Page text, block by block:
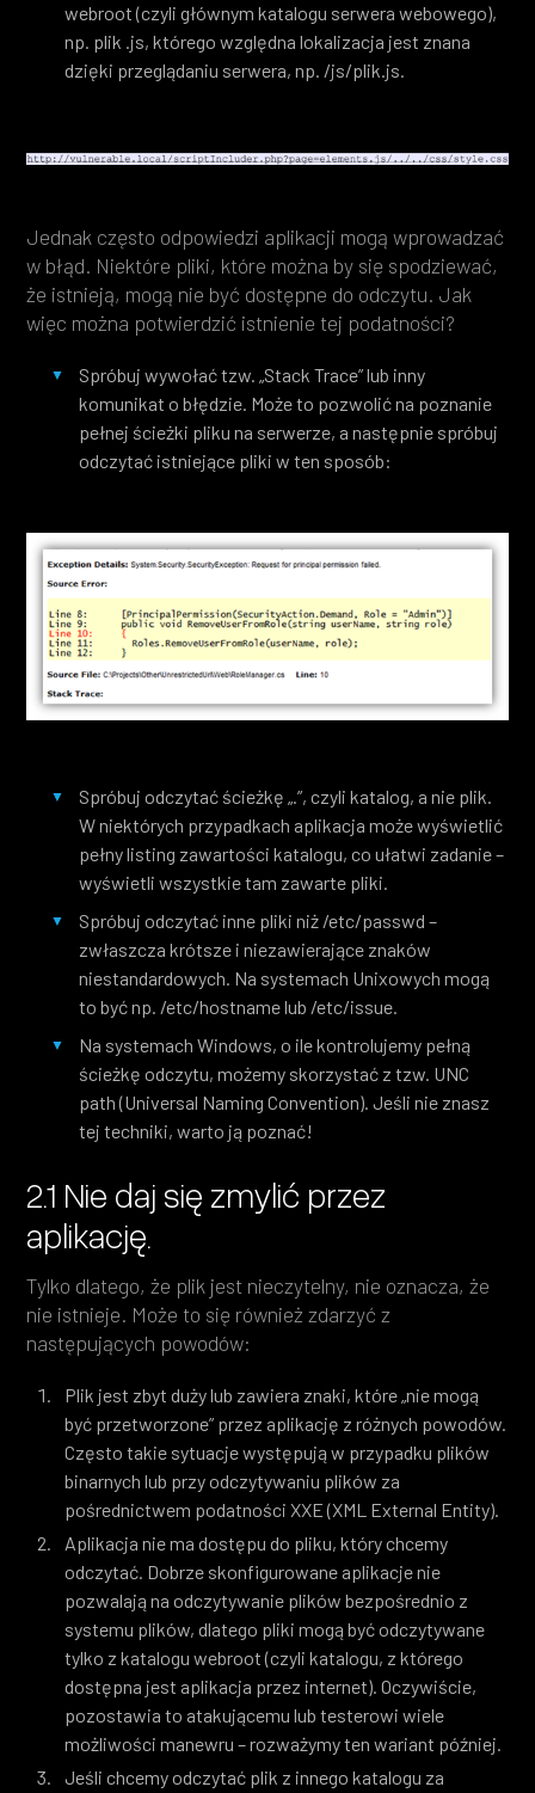
webroot (czyli głównym katalogu serwera webowego),
np. plik .js, którego względna lokalizacja jest znana
dzięki przeglądaniu serwera, np. /js/plik.js.
Jednak często odpowiedzi aplikacji mogą wprowadzać
w błąd. Niektóre pliki, które można by się spodziewać,
że istnieją, mogą nie być dostępne do odczytu. Jak
więc można potwierdzić istnienie tej podatności?
Spróbuj wywołać tzw. „Stack Trace” lub inny
komunikat o błędzie. Może to pozwolić na poznanie
pełnej ścieżki pliku na serwerze, a następnie spróbuj
odczytać istniejące pliki w ten sposób:
Spróbuj odczytać ścieżkę „.”, czyli katalog, a nie plik.
W niektórych przypadkach aplikacja może wyświetlić
pełny listing zawartości katalogu, co ułatwi zadanie –
wyświetli wszystkie tam zawarte pliki.
Spróbuj odczytać inne pliki niż /etc/passwd –
zwłaszcza krótsze i niezawierające znaków
niestandardowych. Na systemach Unixowych mogą
to być np. /etc/hostname lub /etc/issue.
Na systemach Windows, o ile kontrolujemy pełną
ścieżkę odczytu, możemy skorzystać z tzw. UNC
path (Universal Naming Convention). Jeśli nie znasz
tej techniki, warto ją poznać!
2.1 Nie daj się zmylić przez
aplikację.
Tylko dlatego, że plik jest nieczytelny, nie oznacza, że
nie istnieje. Może to się również zdarzyć z
następujących powodów:
Plik jest zbyt duży lub zawiera znaki, które „nie mogą
być przetworzone” przez aplikację z różnych powodów.
Często takie sytuacje występują w przypadku plików
binarnych lub przy odczytywaniu plików za
pośrednictwem podatności XXE (XML External Entity).
Aplikacja nie ma dostępu do pliku, który chcemy
odczytać. Dobrze skonfigurowane aplikacje nie
pozwalają na odczytywanie plików bezpośrednio z
systemu plików, dlatego pliki mogą być odczytywane
tylko z katalogu webroot (czyli katalogu, z którego
dostępna jest aplikacja przez internet). Oczywiście,
pozostawia to atakującemu lub testerowi wiele
możliwości manewru – rozważymy ten wariant później.
Jeśli chcemy odczytać plik z innego katalogu za